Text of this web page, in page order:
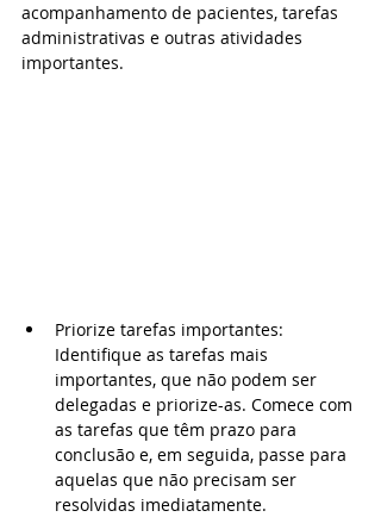
acompanhamento de pacientes, tarefas
administrativas e outras atividades
importantes.
Priorize tarefas importantes:
Identifique as tarefas mais
importantes, que não podem ser
delegadas e priorize-as. Comece com
as tarefas que têm prazo para
conclusão e, em seguida, passe para
aquelas que não precisam ser
resolvidas imediatamente.